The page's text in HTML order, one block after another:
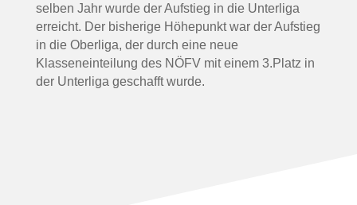
selben Jahr wurde der Aufstieg in die Unterliga
erreicht. Der bisherige Höhepunkt war der Aufstieg
in die Oberliga, der durch eine neue
Klasseneinteilung des NÖFV mit einem 3.Platz in
der Unterliga geschafft wurde.